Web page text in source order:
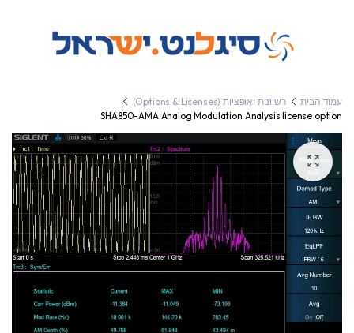
עמוד הבית
רשיונות ואופציות (Options & Licenses)
SHA850-AMA Analog Modulation Analysis license option